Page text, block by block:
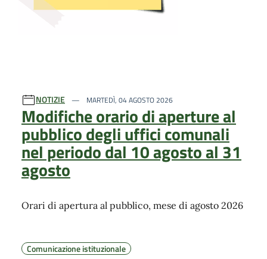
NOTIZIE MARTEDÌ, 04 AGOSTO 2026
Modifiche orario di aperture al
pubblico degli uffici comunali
nel periodo dal 10 agosto al 31
agosto
Orari di apertura al pubblico, mese di agosto 2026
Comunicazione istituzionale